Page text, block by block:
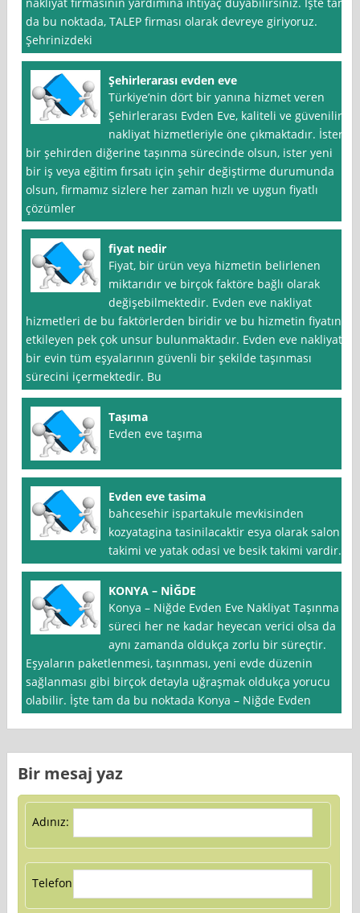
da bu noktada, TALEP firması olarak devreye giriyoruz.
Şehrinizdeki
Şehirlerarası evden eve
Türkiye’nin dört bir yanına hizmet veren
Şehirlerarası Evden Eve, kaliteli ve güvenilir
nakliyat hizmetleriyle öne çıkmaktadır. İster
bir şehirden diğerine taşınma sürecinde olsun, ister yeni
bir iş veya eğitim fırsatı için şehir değiştirme durumunda
olsun, firmamız sizlere her zaman hızlı ve uygun fiyatlı
çözümler
fiyat nedir
Fiyat, bir ürün veya hizmetin belirlenen
miktarıdır ve birçok faktöre bağlı olarak
değişebilmektedir. Evden eve nakliyat
hizmetleri de bu faktörlerden biridir ve bu hizmetin fiyatını
etkileyen pek çok unsur bulunmaktadır. Evden eve nakliyat,
bir evin tüm eşyalarının güvenli bir şekilde taşınması
sürecini içermektedir. Bu
Taşıma
Evden eve taşıma
Evden eve tasima
bahcesehir ispartakule mevkisinden
kozyatagina tasinilacaktir esya olarak salon
takimi ve yatak odasi ve besik takimi vardir.
KONYA – NİĞDE
Konya – Niğde Evden Eve Nakliyat Taşınma
süreci her ne kadar heyecan verici olsa da
aynı zamanda oldukça zorlu bir süreçtir.
Eşyaların paketlenmesi, taşınması, yeni evde düzenin
sağlanması gibi birçok detayla uğraşmak oldukça yorucu
olabilir. İşte tam da bu noktada Konya – Niğde Evden
Bir mesaj yaz
Adınız:
Telefon: